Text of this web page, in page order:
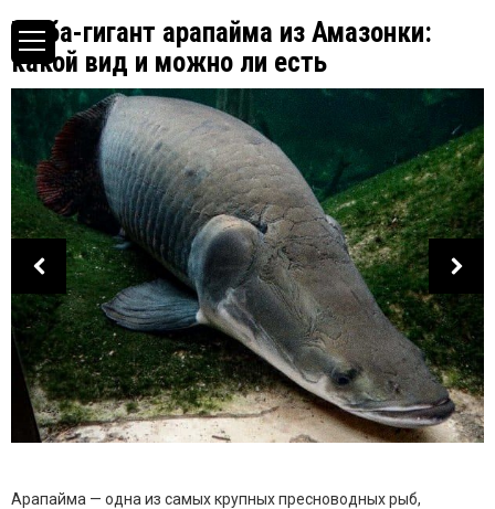
Рыба-гигант арапайма из Амазонки:
какой вид и можно ли есть
Арапайма — одна из самых крупных пресноводных рыб,